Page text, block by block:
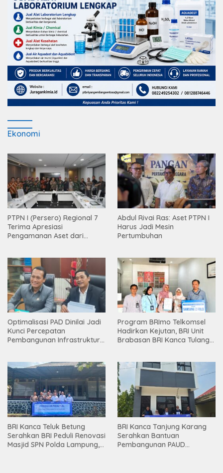
Ekonomi
PTPN I (Persero) Regional 7
Terima Apresiasi
Pengamanan Aset dari
Abdul Rivai Ras: Aset PTPN I
Harus Jadi Mesin
Pertumbuhan
Optimalisasi PAD Dinilai Jadi
Kunci Percepatan
Pembangunan Infrastruktur
Program BRImo Telkomsel
Hadirkan Kejutan, BRI Unit
Brabasan BRI Kanca Tulang
Mesuji
BRI Kanca Teluk Betung
Serahkan BRI Peduli Renovasi
Masjid SPN Polda Lampung,
BRI Kanca Tanjung Karang
Serahkan Bantuan
Pembangunan PAUD